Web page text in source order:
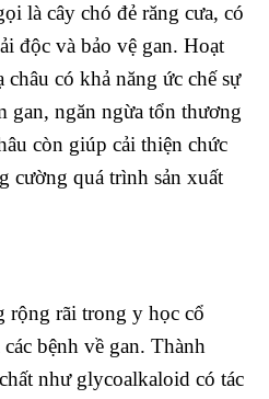
là cây chó đẻ răng cưa, có
độc và bảo vệ gan. Hoạt
có khả năng ức chế sự
gan, ngăn ngừa tổn thương
còn giúp cải thiện chức
cường quá trình sản xuất
rộng rãi trong y học cổ
bệnh về gan. Thành
như glycoalkaloid có tác